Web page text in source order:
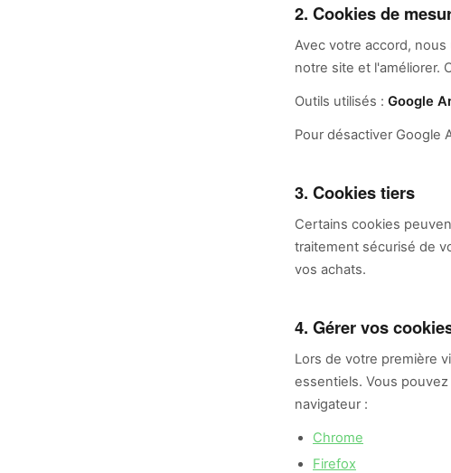
2. Cookies de
Avec votre accord,
notre site et l'améliorer.
Outils utilisés : Google
Pour désactiver Google
3. Cookies tiers
Certains cookies
traitement sécurisé de
vos achats.
4. Gérer vos
Lors de votre première
essentiels. Vous
navigateur :
Chrome
Firefox